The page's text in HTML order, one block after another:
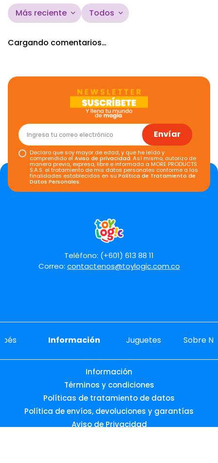
Más reciente Todos
Cargando comentarios…
Envíar
Declaro que soy mayor de edad, y que he leído y
comprendido elAviso de privacidad. Así mismo, autorizo de
manera previa, expresa, libre e informada a MORE PRODUCTS
S.A.S. el tratamiento de mis datos personales conforme a las
finalidades establecidas en suPolítica de Tratamiento de
Datos Personales.
Teléfono: (+601) 613 88 11
Correo: contactenos@toylogic.com.co
Información Juguetes Sobre
Información
Términos y condiciones
Políticas de tratamiento de datos
Política de envíos, devoluciones y garantías
Aviso de Privacidad